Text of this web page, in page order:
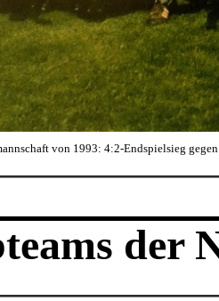
von 1993: 4:2-Endspielsieg
der